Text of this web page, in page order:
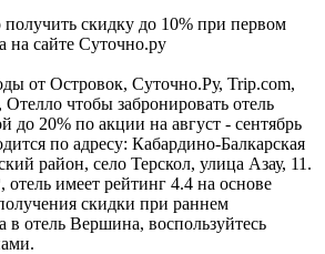
скидку до 10% при первом
на сайте Суточно.ру
от Островок, Суточно.Ру, Trip.com,
чтобы забронировать отель
до 20% по акции на август - сентябрь
по адресу: Кабардино-Балкарская
район, село Терскол, улица Азау, 11.
отель имеет рейтинг 4.4 на основе
скидки при раннем
отель Вершина, воспользуйтесь